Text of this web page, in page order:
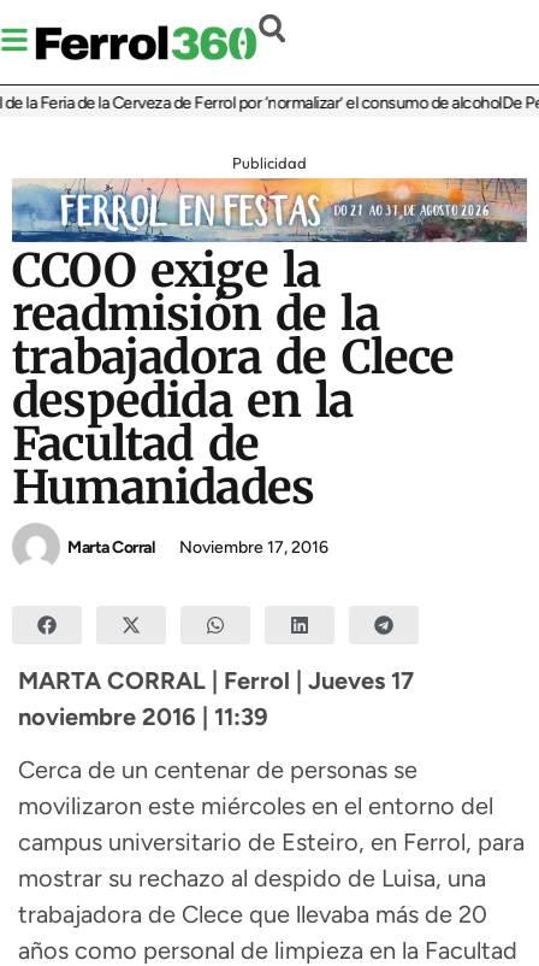
de la Cerveza de Ferrol por ‘normalizar’ el consumo de alcoholDe
Publicidad
CCOO exige la
readmisión de la
trabajadora de Clece
despedida en la
Facultad de
Humanidades
Marta Corral Noviembre 17, 2016
MARTA CORRAL | Ferrol | Jueves 17
noviembre 2016 | 11:39
Cerca de un centenar de personas se
movilizaron este miércoles en el entorno del
campus universitario de Esteiro, en Ferrol, para
mostrar su rechazo al despido de Luisa, una
trabajadora de Clece que llevaba más de 20
años como personal de limpieza en la Facultad